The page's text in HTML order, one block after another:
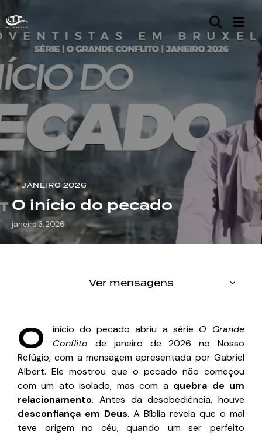
JANEIRO 2026
O início do pecado
janeiro 3, 2026
O início do pecado abriu a série O Grande
Conflito de janeiro de 2026 no Nosso
Refúgio, com a mensagem apresentada por Gabriel
Albert. Ele mostrou que o pecado não começou
com um ato isolado, mas com a quebra de um
relacionamento. Antes da desobediência, houve
desconfiança em Deus. A Bíblia revela que o mal
teve origem no céu, quando um ser perfeito
Ver mensagens